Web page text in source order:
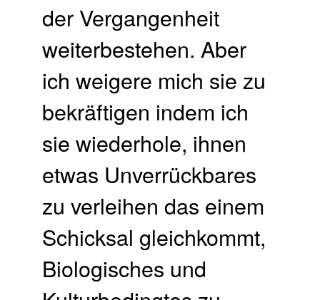
der Vergangenheit
weiterbestehen. Aber
ich weigere mich sie zu
bekräftigen indem ich
sie wiederhole, ihnen
etwas Unverrückbares
zu verleihen das einem
Schicksal gleichkommt,
Biologisches und